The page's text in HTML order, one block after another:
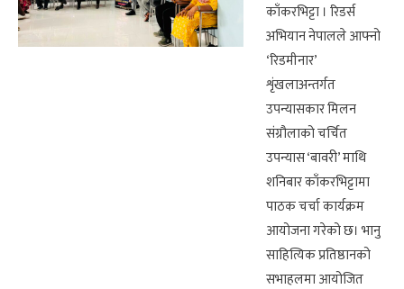
काँकरभिट्टा । रिडर्स
अभियान नेपालले आफ्नो
‘रिडमीनार’
शृंखलाअन्तर्गत
उपन्यासकार मिलन
संग्रौलाको चर्चित
उपन्यास ‘बावरी’ माथि
शनिबार काँकरभिट्टामा
पाठक चर्चा कार्यक्रम
आयोजना गरेको छ। भानु
साहित्यिक प्रतिष्ठानको
सभाहलमा आयोजित